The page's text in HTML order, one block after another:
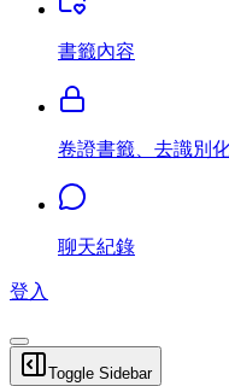
書籤內容
卷證書籤、去識別
聊天紀錄
登入
Toggle Sidebar